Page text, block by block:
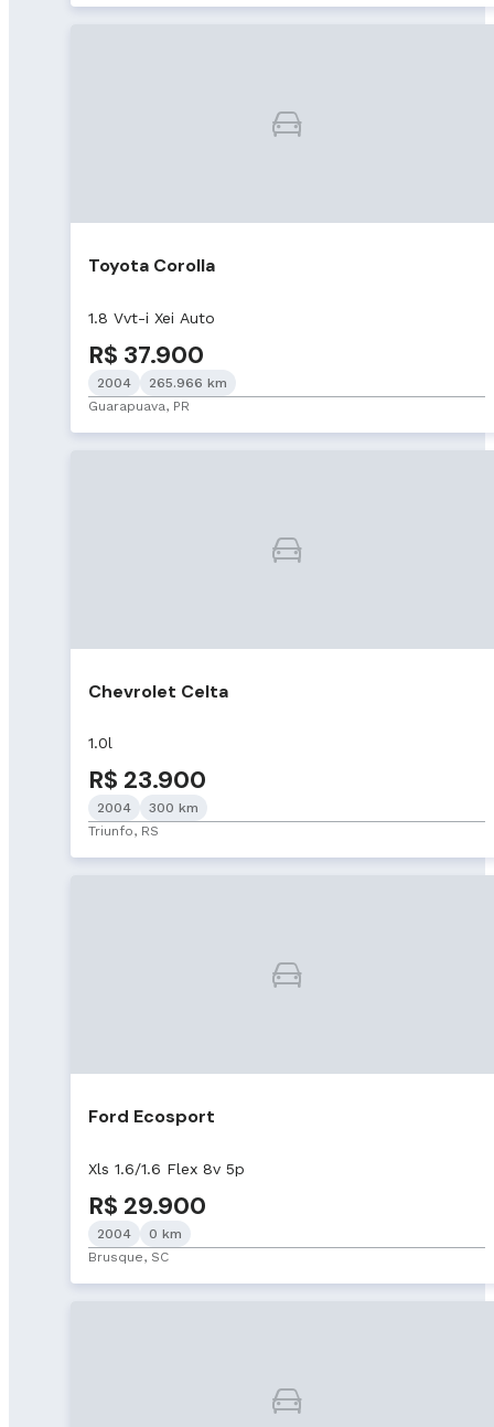
Toyota Corolla
1.8 Vvt-i Xei Auto
R$ 37.900
2004
265.966 km
Guarapuava, PR
Chevrolet Celta
1.0l
R$ 23.900
2004
300 km
Triunfo, RS
Ford Ecosport
Xls 1.6/1.6 Flex 8v 5p
R$ 29.900
2004
0 km
Brusque, SC